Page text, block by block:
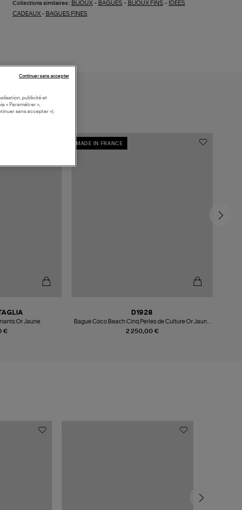
Collections similaires : BIJOUX- BAGUES - BIJOUX FINS -
IDEES
CADEAUX- BAGUES FINES
€
Or Jaune
MADE IN FRANCE
2 250,00 €
D1928
Bague Coco Beach Cinq Perles de Culture Or Jaune
Diamants
publicité et
« Paramétrer »,
sans accepter »).
Continuer sans accepter